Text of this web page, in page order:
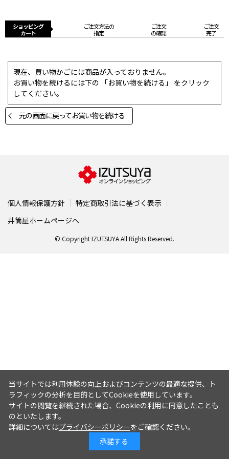
ショッピング
カート
ご注文方法の
指定
ご注文
の確認
ご注文
完了
現在、買い物かごには商品が入っておりません。
お買い物を続けるには下の 「お買い物を続ける」 をクリック
してください。
元の画面に戻ってお買い物を続ける
個人情報保護方針
特定商取引法に基づく表示
井筒屋ホームページへ
© Copyright IZUTSUYA All Rights Reserved.
当サイトでは利用体験の向上およびコンテンツの最適な提供、ト
ラフィックの分析を目的としてCookieを使用しています。
サイトの閲覧を継続された場合、Cookieの利用に同意したことも
のといたします。
詳細についてはプライバシーポリシーをご確認ください。
承諾する